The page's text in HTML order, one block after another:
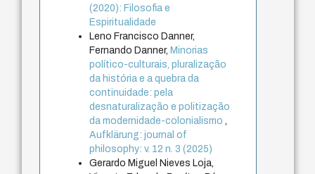
(2020): Filosofia e
Espiritualidade
Leno Francisco Danner,
Fernando Danner,Minorias
político-culturais, pluralização
da história e a quebra da
continuidade: pela
desnaturalização e politização
da modernidade-colonialismo
Aufklärung: journal of
philosophy: v. 12 n. 3 (2025)
Gerardo Miguel Nieves Loja,